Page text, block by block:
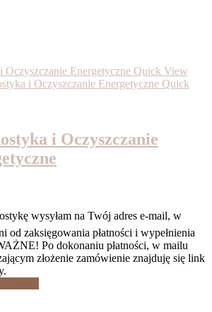
Quick View
Quick
i Oczyszczanie
wysyłam na Twój adres e-mail, w
od zaksięgowania płatności i wypełnienia
Po dokonaniu płatności, w mailu
złożenie zamówienie znajduję się link